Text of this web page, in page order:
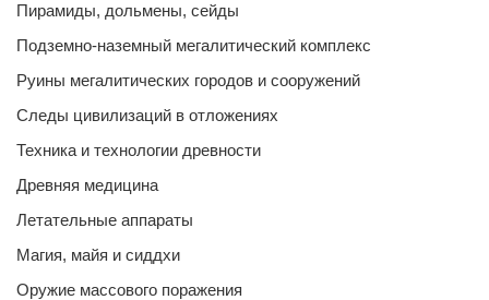
Пирамиды, дольмены, сейды
Подземно-наземный мегалитический комплекс
Руины мегалитических городов и сооружений
Следы цивилизаций в отложениях
Техника и технологии древности
Древняя медицина
Летательные аппараты
Магия, майя и сиддхи
Оружие массового поражения